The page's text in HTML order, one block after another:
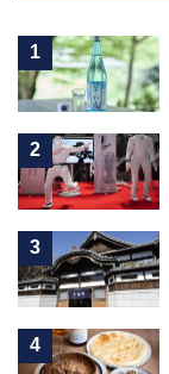
1
2
3
4